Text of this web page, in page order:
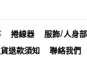
捲線器 服飾/人身
退款須知 聯絡我們